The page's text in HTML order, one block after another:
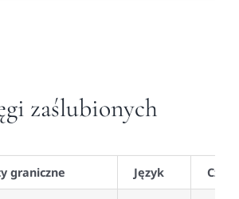
zaślubionych
graniczne Język Czy